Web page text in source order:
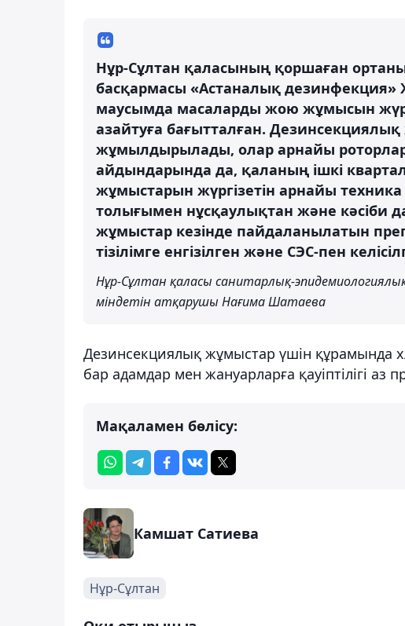
Нұр-Сұлтан қаласының қоршаған
басқармасы «Астаналық дезинфекция»
маусымда масаларды жою жұмысын
азайтуға бағытталған.
жұмылдырылады, олар арнайы
айдындарында да, қаланың ішкі
жұмыстарын жүргізетін арнайы
толығымен нұсқаулықтан және кәсіби
жұмыстар кезінде пайдаланылатын
тізілімге енгізілген және СЭС-пен
Нұр-Сұлтан қаласы санитарлық-
міндетін атқарушы Нағима Шатаева
Дезинсекциялық жұмыстар үшін құрамында
бар адамдар мен жануарларға қауіптілігі аз
Мақаламен бөлісу:
Камшат Сатиева
Нұр-Сұлтан